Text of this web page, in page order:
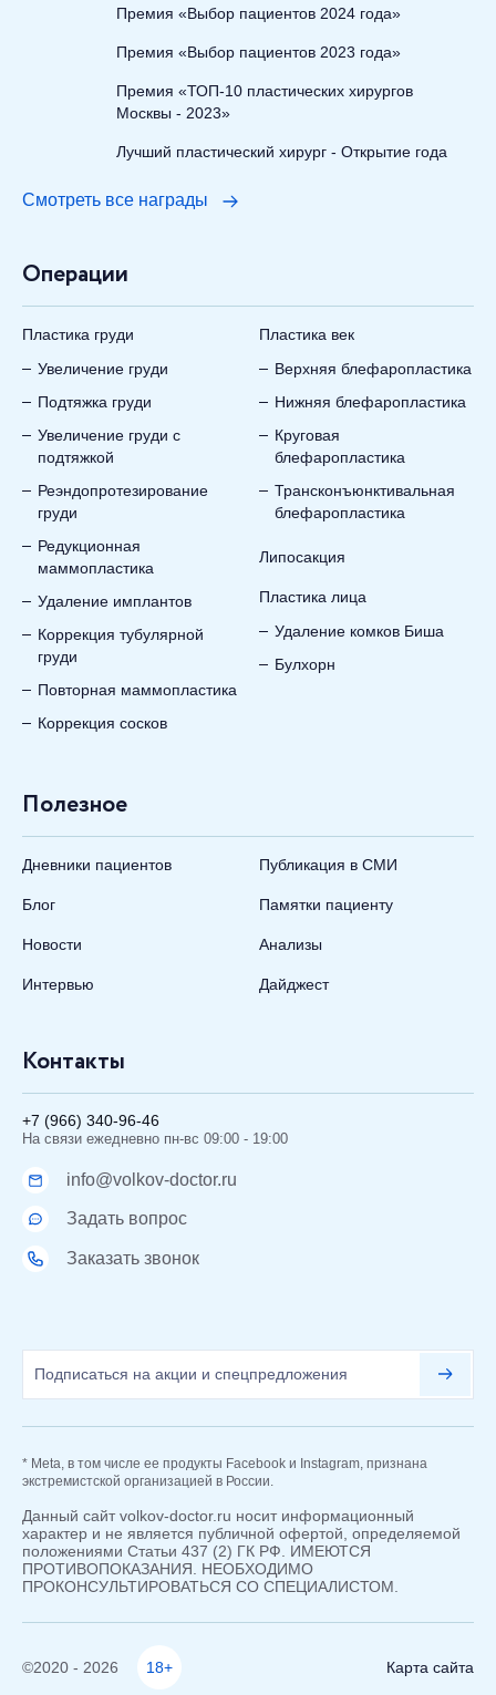
Премия «Выбор пациентов 2024 года»
Премия «Выбор пациентов 2023 года»
Премия «ТОП-10 пластических хирургов
Москвы - 2023»
Лучший пластический хирург - Открытие года
Смотреть все награды
Операции
Пластика груди
Увеличение груди
Подтяжка груди
Увеличение груди с
подтяжкой
Реэндопротезирование
груди
Редукционная
маммопластика
Удаление имплантов
Коррекция тубулярной
груди
Повторная маммопластика
Коррекция сосков
Пластика век
Верхняя блефаропластика
Нижняя блефаропластика
Круговая
блефаропластика
Трансконъюнктивальная
блефаропластика
Липосакция
Пластика лица
Удаление комков Биша
Булхорн
Полезное
Дневники пациентов
Блог
Новости
Интервью
Публикация в СМИ
Памятки пациенту
Анализы
Дайджест
Контакты
+7 (966) 340-96-46
На связи ежедневно пн-вс 09:00 - 19:00
info@volkov-doctor.ru
Задать вопрос
Заказать звонок
* Meta, в том числе ее продукты Facebook и Instagram, признана
экстремистской организацией в России.
Данный сайт volkov-doctor.ru носит информационный
характер и не является публичной офертой, определяемой
положениями Статьи 437 (2) ГК РФ. ИМЕЮТСЯ
ПРОТИВОПОКАЗАНИЯ. НЕОБХОДИМО
ПРОКОНСУЛЬТИРОВАТЬСЯ СО СПЕЦИАЛИСТОМ.
©2020 - 2026 18+ Карта сайта